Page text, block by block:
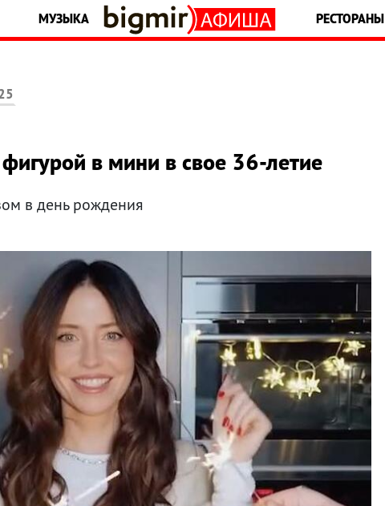
МУЗЫКА РЕСТОРАНЫ
в мини в свое 36-летие
в день рождения